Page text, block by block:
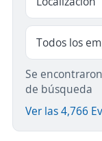
Se encontraron
de búsqueda
Ver las 4,766